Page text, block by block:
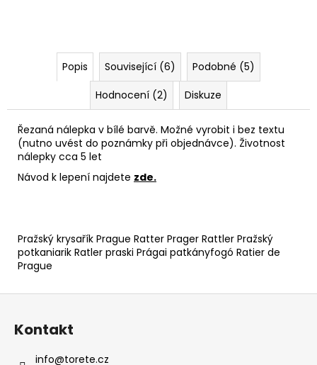
Popis Související (6)
Podobné (5)
Hodnocení (2)
Diskuze
Řezaná nálepka v bílé barvě. Možné vyrobit i bez textu
(nutno uvést do poznámky při objednávce). Životnost
nálepky cca 5 let
Návod k lepení najdete zde.
Pražský krysařík Prague Ratter Prager Rattler Pražský
potkaniarik Ratler praski Prágai patkányfogó Ratier de
Prague
Z
Kontakt
info@torete.cz